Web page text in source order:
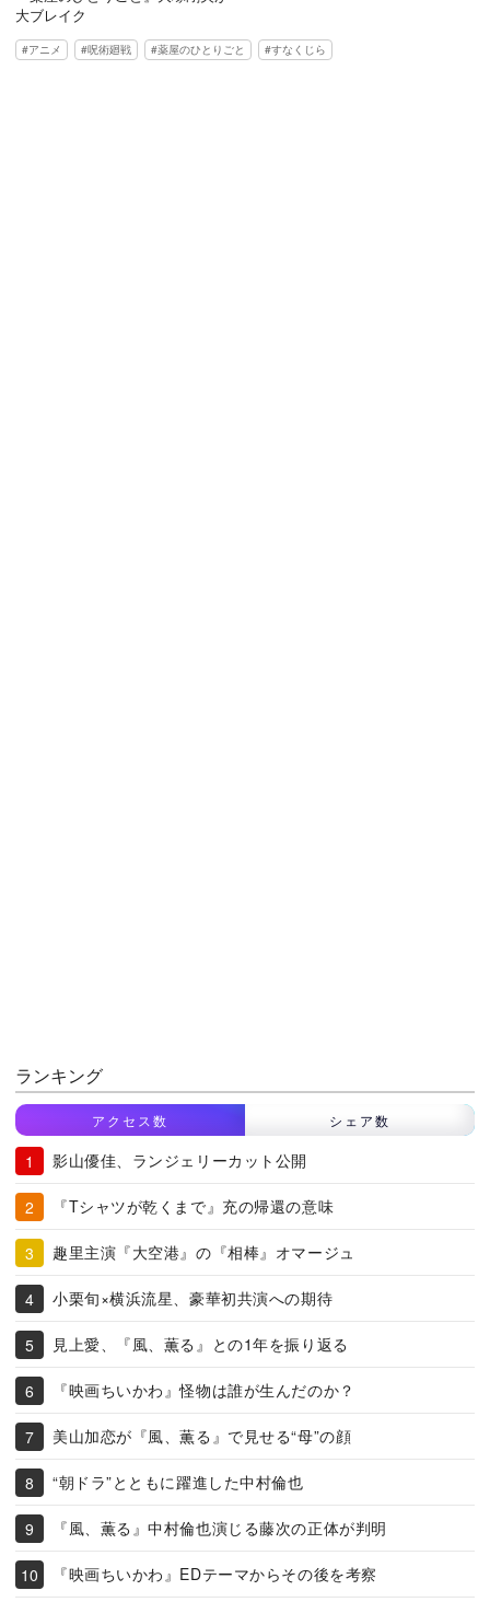
大ブレイク
アニメ 呪術廻戦 薬屋のひとりごと すなくじら
ランキング
アクセス数 シェア数
影山優佳、ランジェリーカット公開
『Tシャツが乾くまで』充の帰還の意味
趣里主演『大空港』の『相棒』オマージュ
小栗旬×横浜流星、豪華初共演への期待
見上愛、『風、薫る』との1年を振り返る
『映画ちいかわ』怪物は誰が生んだのか？
美山加恋が『風、薫る』で見せる“母”の顔
“朝ドラ”とともに躍進した中村倫也
『風、薫る』中村倫也演じる藤次の正体が判明
『映画ちいかわ』EDテーマからその後を考察